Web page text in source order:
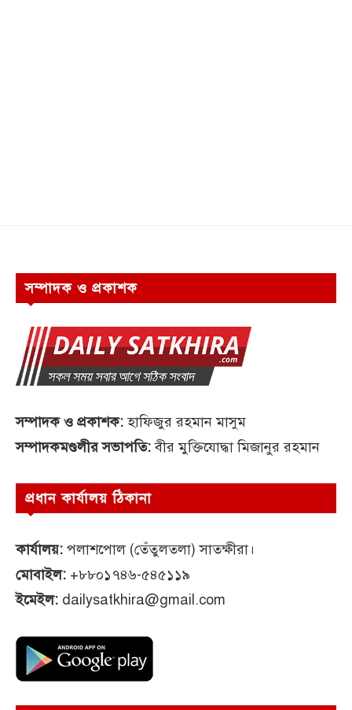
সম্পাদক ও প্রকাশক
সম্পাদক ও প্রকাশক:হাফিজুর রহমান মাসুম
সম্পাদকমণ্ডলীর সভাপতি:বীর মুক্তিযোদ্ধা মিজানুর রহমান
প্রধান কার্যালয় ঠিকানা
কার্যালয়: পলাশপোল (তেঁতুলতলা) সাতক্ষীরা।
মোবাইল: +৮৮০১৭৪৬-৫৪৫১১৯
ইমেইল: dailysatkhira@gmail.com